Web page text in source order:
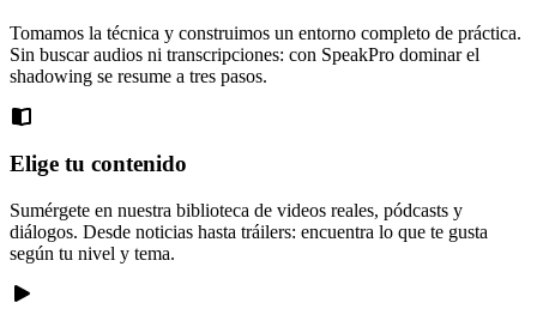
Tomamos la técnica y construimos un entorno completo de práctica.
Sin buscar audios ni transcripciones: con SpeakPro dominar el
shadowing se resume a tres pasos.
Elige tu contenido
Sumérgete en nuestra biblioteca de videos reales, pódcasts y
diálogos. Desde noticias hasta tráilers: encuentra lo que te gusta
según tu nivel y tema.